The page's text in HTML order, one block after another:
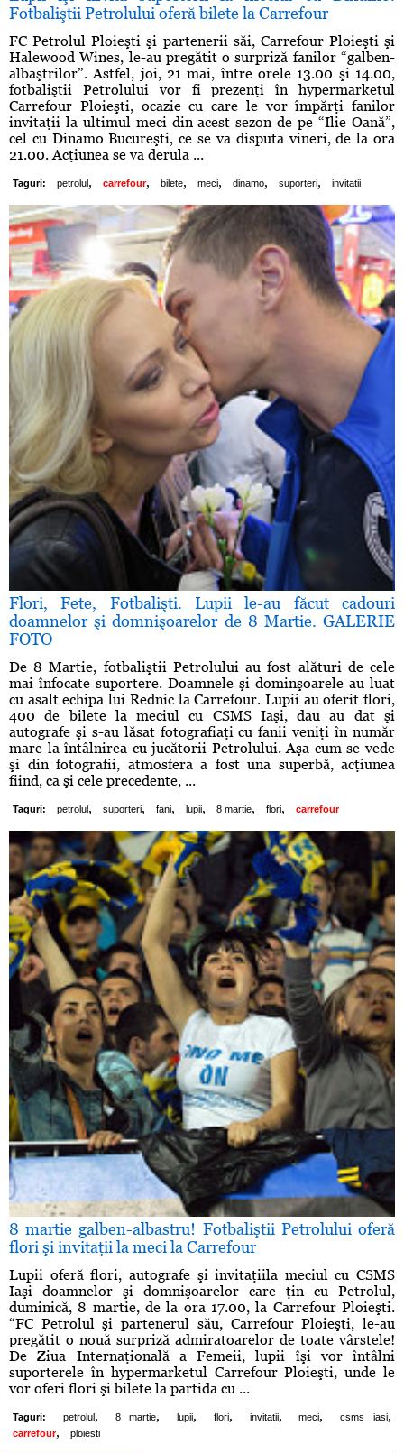
Fotbaliştii Petrolului oferă bilete la Carrefour
FC Petrolul Ploieşti şi partenerii săi, Carrefour Ploieşti şi
Halewood Wines, le-au pregătit o surpriză fanilor “galben-
albaştrilor”. Astfel, joi, 21 mai, între orele 13.00 şi 14.00,
fotbaliştii Petrolului vor fi prezenţi în hypermarketul
Carrefour Ploieşti, ocazie cu care le vor împărţi fanilor
invitaţii la ultimul meci din acest sezon de pe “Ilie Oană”,
cel cu Dinamo Bucureşti, ce se va disputa vineri, de la ora
21.00. Acţiunea se va derula ...
Taguri: petrolul , carrefour, bilete, meci, dinamo, suporteri, invitatii
Flori, Fete, Fotbalişti. Lupii le-au făcut cadouri
doamnelor şi domnişoarelor de 8 Martie. GALERIE
FOTO
De 8 Martie, fotbaliştii Petrolului au fost alături de cele
mai înfocate suportere. Doamnele şi dominşoarele au luat
cu asalt echipa lui Rednic la Carrefour. Lupii au oferit flori,
400 de bilete la meciul cu CSMS Iaşi, dau au dat şi
autografe şi s-au lăsat fotografiaţi cu fanii veniţi în număr
mare la întâlnirea cu jucătorii Petrolului. Aşa cum se vede
şi din fotografii, atmosfera a fost una superbă, acţiunea
fiind, ca şi cele precedente, ...
Taguri: petrolul , suporteri, fani, lupii, 8 martie, flori, carrefour
8 martie galben-albastru! Fotbaliştii Petrolului oferă
flori şi invitaţii la meci la Carrefour
Lupii oferă flori, autografe şi invitaţiila meciul cu CSMS
Iaşi doamnelor şi domnişoarelor care ţin cu Petrolul,
duminică, 8 martie, de la ora 17.00, la Carrefour Ploieşti.
“FC Petrolul şi partenerul său, Carrefour Ploieşti, le-au
pregătit o nouă surpriză admiratoarelor de toate vârstele!
De Ziua Internaţională a Femeii, lupii îşi vor întâlni
suporterele în hypermarketul Carrefour Ploieşti, unde le
vor oferi flori şi bilete la partida cu ...
Taguri: petrolul, 8 martie, lupii, flori, invitatii, meci, csms iasi,
carrefour, ploiesti